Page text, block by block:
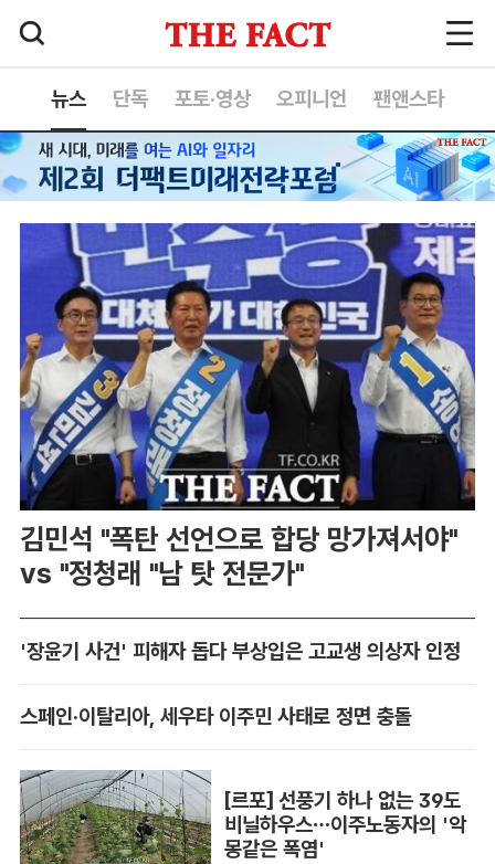
뉴스 단독 포토·영상 오피니언 팬앤스타
김민석 "폭탄 선언으로 합당 망가져서야"
vs "정청래 "남 탓 전문가"
'장윤기 사건' 피해자 돕다 부상입은 고교생 의상자 인정
스페인·이탈리아, 세우타 이주민 사태로 정면 충돌
[르포] 선풍기 하나 없는 39도
비닐하우스…이주노동자의 '악
몽같은 폭염'